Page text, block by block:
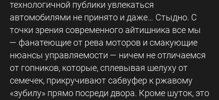
технологичной публики увлекаться
автомобилями не принято и даже… Стыдно. С
точки зрения современного айтишника все мы
— фанатеющие от рева моторов и смакующие
нюансы управляемости — ничем не отличаемся
от гопников, которые, сплевывая шелуху от
семечек, прикручивают сабвуфер к ржавому
«зубилу» прямо посреди двора. Кроме шуток, это